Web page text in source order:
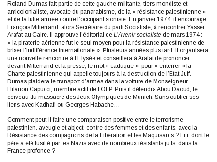
Roland Dumas fait partie de cette gauche militante, tiers-mondiste et
anticolonialiste, avocate du panarabisme, de la « résistance palestinienne »
et de la lutte armée contre l’occupant sioniste. En janvier 1974, il encourage
François Mitterrand, alors Secrétaire du parti Socialiste, à rencontrer Yasser
Arafat au Caire. Il approuve l’éditorial de L’Avenir socialiste de mars 1974 :
« la piraterie aérienne fut le seul moyen pour la résistance palestinienne de
briser l’indifférence internationale ». Plusieurs années plus tard, il organisera
une nouvelle rencontre à l’Elysée et conseillera à Arafat de prononcer,
devant Mitterrand et la presse, le mot « caduque », pour « enterrer » la
Charte palestinienne qui appelle toujours à la destruction de l’Etat Juif.
Dumas plaidera le transport d’armes dans la voiture de Monseigneur
Hilarion Capucci, membre actif de l’OLP. Puis il défendra Abou Daoud, le
cerveau du massacre des Jeux Olympiques de Munich. Sans oublier ses
liens avec Kadhafi ou Georges Habache…
Comment peut-il faire une comparaison positive entre le terrorisme
palestinien, aveugle et abject, contre des femmes et des enfants, avec la
Résistance des compagnons de la Libération et les Maquisards ? Lui, dont le
père a été fusillé par les Nazis avec de nombreux résistants juifs, dans la
France profonde ?